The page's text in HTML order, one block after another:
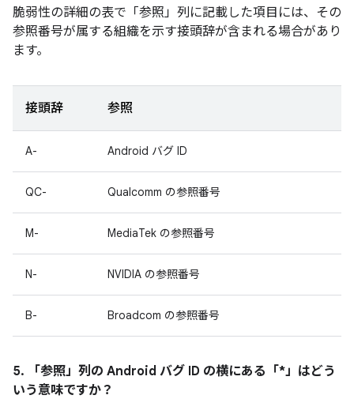
脆弱性の詳細の表で「参照」 列に記載した項目には、その
参照番号が属する組織を示す接頭辞が含まれる場合があり
ます。
接頭辞 参照
A- Android バグ ID
QC- Qualcomm の参照番号
M- MediaTek の参照番号
N- NVIDIA の参照番号
B- Broadcom の参照番号
5. 「参照」 列の Android バグ ID の横にある「*」はどう
いう意味ですか？